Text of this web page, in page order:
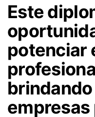
Este
potenciar
brindando